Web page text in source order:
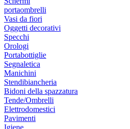
portaombrelli
Vasi da fiori
Oggetti decorativi
Specchi
Orologi
Portabottiglie
Segnaletica
Manichini
Stendibiancheria
Bidoni della spazzatura
Tende/Ombrelli
Elettrodomestici
Pavimenti